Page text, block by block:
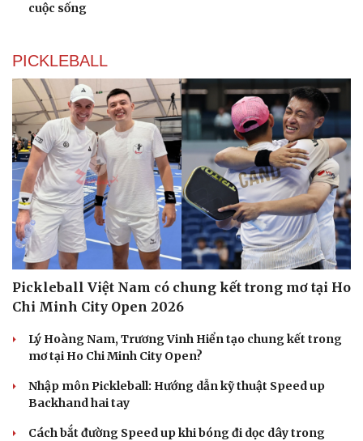
cuộc sống
PICKLEBALL
Pickleball Việt Nam có chung kết trong mơ tại Ho
Chi Minh City Open 2026
Lý Hoàng Nam, Trương Vinh Hiển tạo chung kết trong
mơ tại Ho Chi Minh City Open?
Nhập môn Pickleball: Hướng dẫn kỹ thuật Speed up
Backhand hai tay
Cách bắt đường Speed up khi bóng đi dọc dây trong